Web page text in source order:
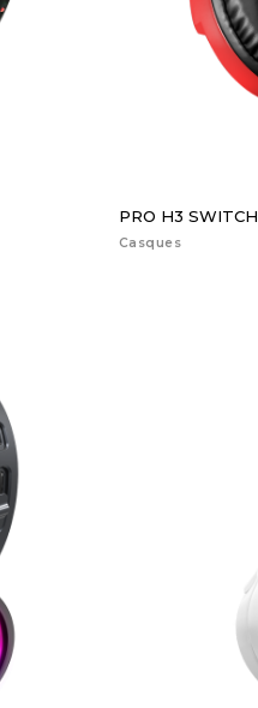
PRO H3 SWITCH
Casques